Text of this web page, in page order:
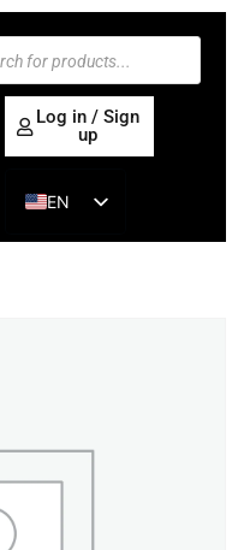
Log in / Sign
up
EN
ES